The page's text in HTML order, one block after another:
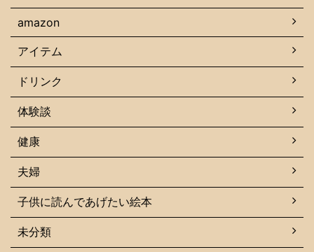
amazon
アイテム
ドリンク
体験談
健康
夫婦
子供に読んであげたい絵本
未分類